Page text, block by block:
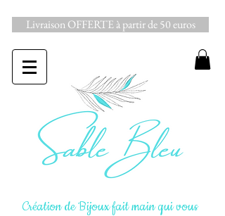
Livraison OFFERTE à partir de 50 euros
Création de Bijoux fait main qui vous